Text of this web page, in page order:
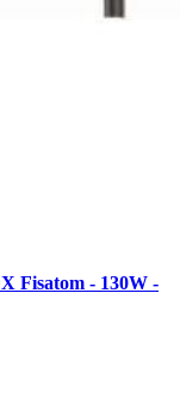
Fisatom - 130W -